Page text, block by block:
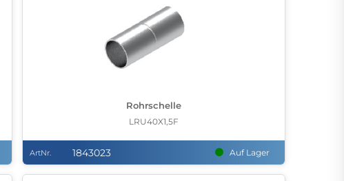
Rohrschelle
LRU40X1,5F
ArtNr. 1843023 Auf Lager